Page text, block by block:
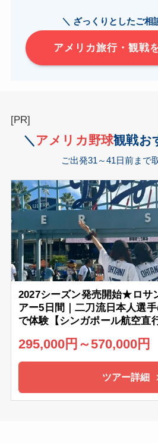
＼ ざっくりとしたご相
アメリカ旅行・観戦
[PR]
＼ アメリカ野球観戦お
ご出発31～41日前まで
2027シーズン発売開始★ロサ
アー5日間｜二刀流日本人選
で体験【シンガポール航空直
295,000円～570,000円
ツアー詳細